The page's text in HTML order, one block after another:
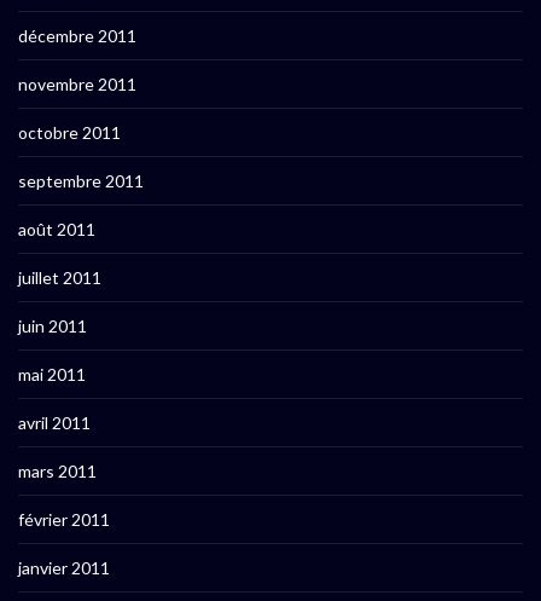
décembre 2011
novembre 2011
octobre 2011
septembre 2011
août 2011
juillet 2011
juin 2011
mai 2011
avril 2011
mars 2011
février 2011
janvier 2011